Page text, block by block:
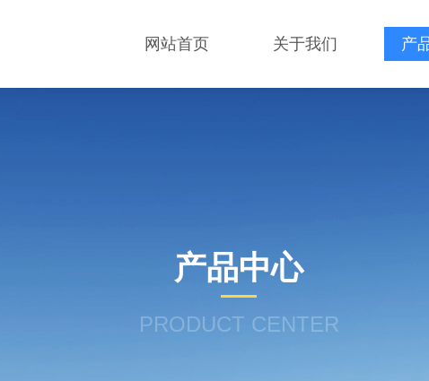
网站首页 关于我们 产
产品中心
PRODUCT CENTER